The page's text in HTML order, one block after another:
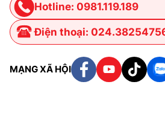
Hotline: 0981.119.189
Điện thoại:
MẠNG XÃ HỘI